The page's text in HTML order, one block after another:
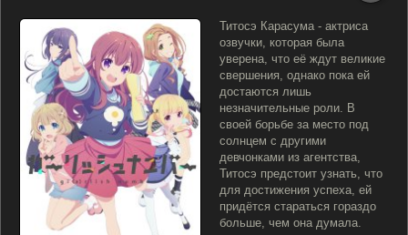
Титосэ Карасума - актриса
озвучки, которая была
уверена, что её ждут великие
свершения, однако пока ей
достаются лишь
незначительные роли. В
своей борьбе за место под
солнцем с другими
девчонками из агентства,
Титосэ предстоит узнать, что
для достижения успеха, ей
придётся стараться гораздо
больше, чем она думала.